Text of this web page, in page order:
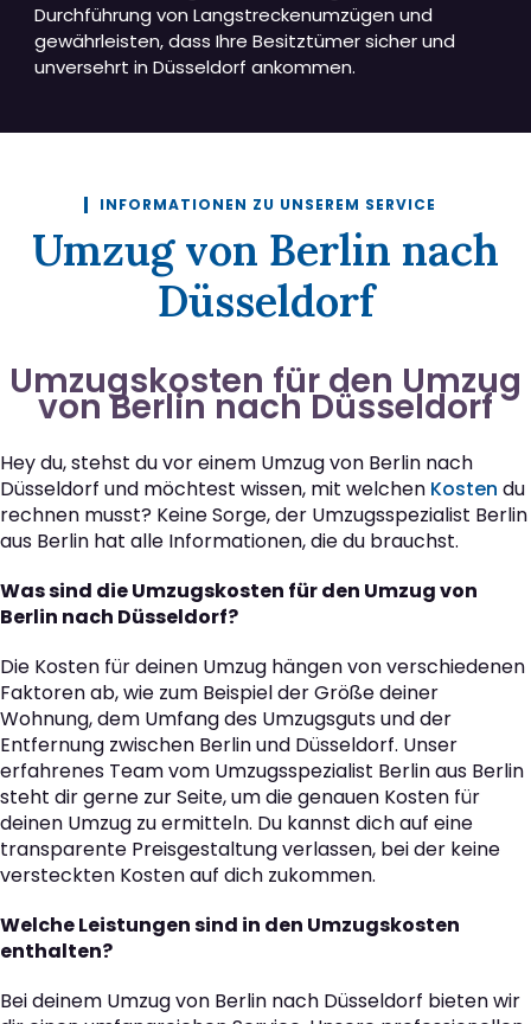
Durchführung von Langstreckenumzügen und
gewährleisten, dass Ihre Besitztümer sicher und
unversehrt in Düsseldorf ankommen.
INFORMATIONEN ZU UNSEREM SERVICE
Umzug von Berlin nach
Düsseldorf
Umzugskosten für den Umzug
von Berlin nach Düsseldorf
Hey du, stehst du vor einem Umzug von Berlin nach
Düsseldorf und möchtest wissen, mit welchen Kosten du
rechnen musst? Keine Sorge, der Umzugsspezialist Berlin
aus Berlin hat alle Informationen, die du brauchst.
Was sind die Umzugskosten für den Umzug von
Berlin nach Düsseldorf?
Die Kosten für deinen Umzug hängen von verschiedenen
Faktoren ab, wie zum Beispiel der Größe deiner
Wohnung, dem Umfang des Umzugsguts und der
Entfernung zwischen Berlin und Düsseldorf. Unser
erfahrenes Team vom Umzugsspezialist Berlin aus Berlin
steht dir gerne zur Seite, um die genauen Kosten für
deinen Umzug zu ermitteln. Du kannst dich auf eine
transparente Preisgestaltung verlassen, bei der keine
versteckten Kosten auf dich zukommen.
Welche Leistungen sind in den Umzugskosten
enthalten?
Bei deinem Umzug von Berlin nach Düsseldorf bieten wir